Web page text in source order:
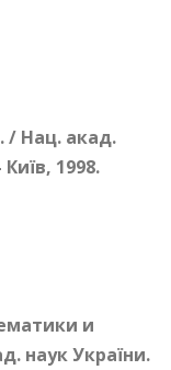
/ Нац. акад.
Київ, 1998.
и
наук України.